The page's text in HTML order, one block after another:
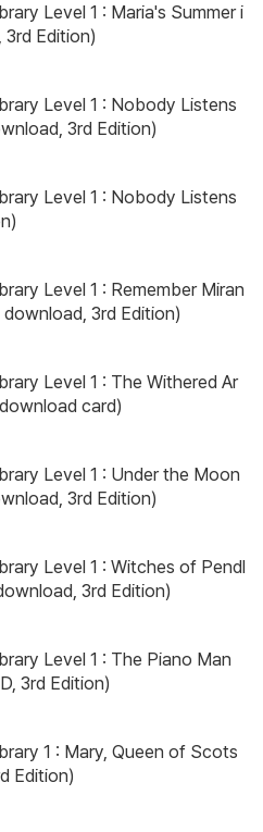
Level 1 : Maria's Summer i
Edition)
Level 1 : Nobody Listens
3rd Edition)
Level 1 : Nobody Listens
Level 1 : Remember Miran
3rd Edition)
Level 1 : The Withered Ar
card)
Level 1 : Under the Moon
3rd Edition)
Level 1 : Witches of Pendl
3rd Edition)
Level 1 : The Piano Man
3rd Edition)
1 : Mary, Queen of Scots
Edition)